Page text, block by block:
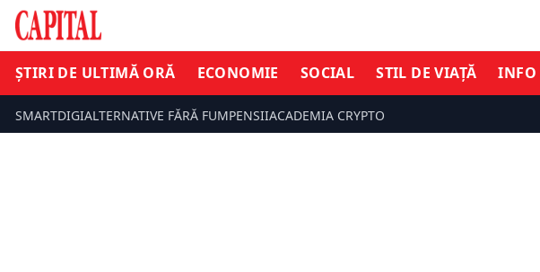
ȘTIRI DE ULTIMĂ ORĂ ECONOMIE SOCIAL STIL DE VIAȚĂ INFO
SMARTDIGIALTERNATIVE FĂRĂ FUMPENSIIACADEMIA CRYPTO